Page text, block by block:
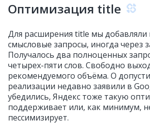
Оптимизация title
Для расширения title мы добавляли
смысловые запросы, иногда через
Получалось два полноценных
четырех-пяти слов. Свободно
рекомендуемого объёма. О
реализации недавно заявили в
убедились, Яндекс тоже такую
поддерживает или, как минимум,
пессимизирует.